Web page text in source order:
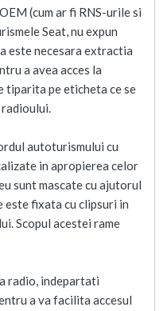
(cum ar fi RNS-urile si
Seat, nu expun
este necesara extractia
a avea acces la
tiparita pe eticheta ce se
autoturismului cu
in apropierea celor
sunt mascate cu ajutorul
este fixata cu clipsuri in
Scopul acestei rame
radio, indepartati
a va facilita accesul